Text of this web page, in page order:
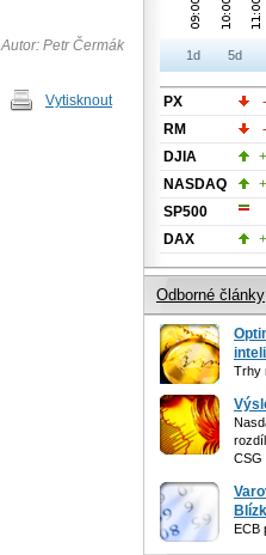
Autor: Petr Čermák
Vytisknout
1d 5d
PX
RM
DJIA
NASDAQ
SP500
DAX
Odborné články
Trhy
CSG
ECB